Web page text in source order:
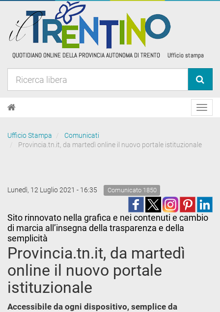
Ufficio Stampa
Comunicati
Provincia.tn.it, da martedì online il nuovo portale istituzionale
Lunedì, 12 Luglio 2021 - 16:35 Comunicato 1850
Sito rinnovato nella grafica e nei contenuti e cambio
di marcia all’insegna della trasparenza e della
semplicità
Provincia.tn.it, da martedì
online il nuovo portale
istituzionale
Accessibile da ogni dispositivo, semplice da